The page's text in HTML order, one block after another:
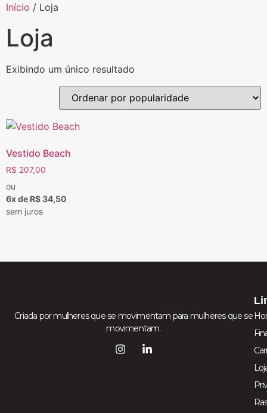
Início / Loja
Loja
Exibindo um único resultado
Vestido Beach
R$ 207,00
ou
6x de R$ 34,50
sem juros
Criada por mulheres que se movimentam para mulheres que se
movimentam.